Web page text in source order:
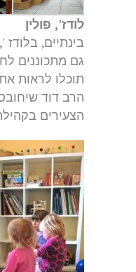
לודז', פולין
בינתיים, בלודז
גם מתכוננים
תוכלו לראות
הרב דוד
הצעירים